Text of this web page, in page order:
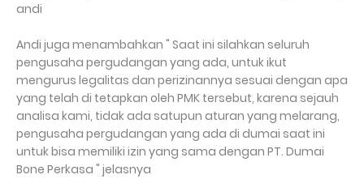
andi
Andi juga menambahkan " Saat ini silahkan seluruh
pengusaha pergudangan yang ada, untuk ikut
mengurus legalitas dan perizinannya sesuai dengan apa
yang telah di tetapkan oleh PMK tersebut, karena sejauh
analisa kami, tidak ada satupun aturan yang melarang,
pengusaha pergudangan yang ada di dumai saat ini
untuk bisa memiliki izin yang sama dengan PT. Dumai
Bone Perkasa " jelasnya